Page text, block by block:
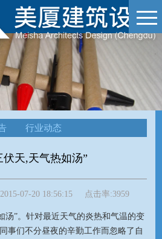
行业动态
伏天,天气热如汤”
2015-07-20 18:56:15 点击率:3959
汤”。针对最近天气的炎热和气温的变
事们不分昼夜的辛勤工作而忽略了自